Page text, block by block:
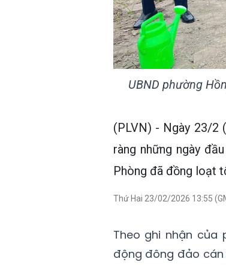
UBND phường
(PLVN) - Ngày 23/2
ràng những ngày
Phòng đã đồng loạt
Thứ Hai 23/02/2026 13:55
Theo ghi nhận của
động đông đảo cán